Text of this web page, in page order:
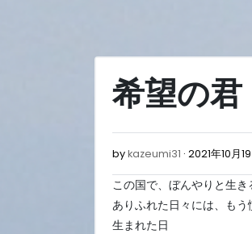
希望の君
bykazeumi31 2021年10月
この国で、ぼんやりと生き
ありふれた日々には、もう
生まれた日